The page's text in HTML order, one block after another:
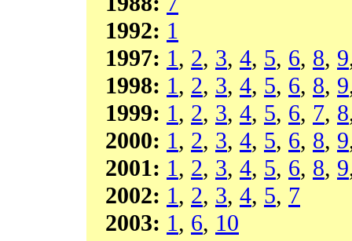
1992: 1
1997: 1, 2, 3, 4, 5, 6, 8, 9
1998: 1, 2, 3, 4, 5, 6, 8, 9
1999: 1, 2, 3, 4, 5, 6, 7, 8
2000: 1, 2, 3, 4, 5, 6, 8, 9
2001: 1, 2, 3, 4, 5, 6, 8, 9
2002: 1, 2, 3, 4, 5, 7
2003: 1, 6, 10